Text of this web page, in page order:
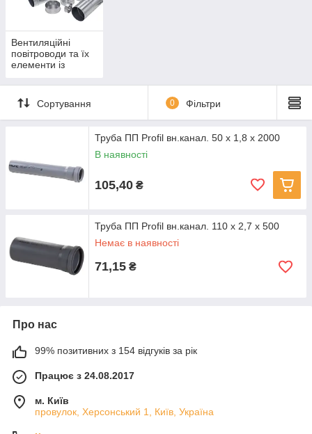
Вентиляційні
повітроводи та їх
елементи із
Сортування 0 Фільтри
Труба ПП Profil вн.канал. 50 x 1,8 x 2000
В наявності
105,40 ₴
Труба ПП Profil вн.канал. 110 x 2,7 x 500
Немає в наявності
71,15 ₴
Про нас
99% позитивних з 154 відгуків за рік
Працює з 24.08.2017
м. Київ
провулок, Херсонський 1, Київ, Україна